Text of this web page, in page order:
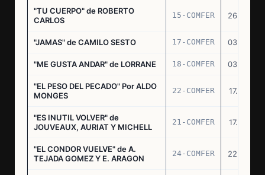
"TU CUERPO" de ROBERTO
CARLOS
15-COMFER 26.05.76
"JAMAS" de CAMILO SESTO 17-COMFER 03.06.76
"ME GUSTA ANDAR" de LORRANE 18-COMFER 03.06.76
"EL PESO DEL PECADO" Por ALDO
MONGES
22-COMFER 17.06.76
"ES INUTIL VOLVER" de
JOUVEAUX, AURIAT Y MICHELL
21-COMFER 17.06.76
"EL CONDOR VUELVE" de A.
TEJADA GOMEZ Y E. ARAGON
24-COMFER 22.06.76